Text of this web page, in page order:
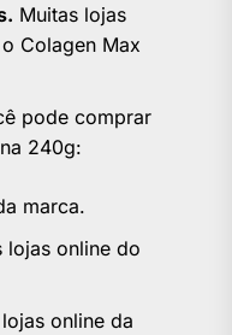
Muitas lojas
Colagen Max
pode comprar
240g:
marca.
lojas online do
online da